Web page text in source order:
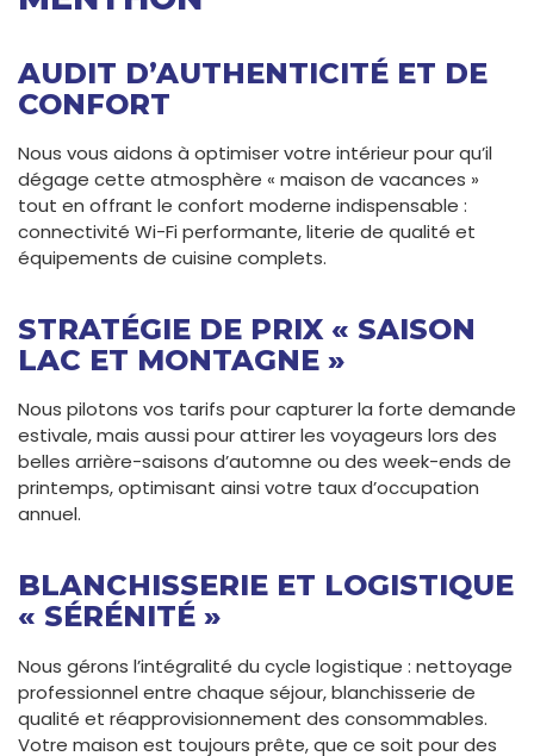
AUDIT D’AUTHENTICITÉ ET DE
CONFORT
Nous vous aidons à optimiser votre intérieur pour qu’il
dégage cette atmosphère « maison de vacances »
tout en offrant le confort moderne indispensable :
connectivité Wi-Fi performante, literie de qualité et
équipements de cuisine complets.
STRATÉGIE DE PRIX « SAISON
LAC ET MONTAGNE »
Nous pilotons vos tarifs pour capturer la forte demande
estivale, mais aussi pour attirer les voyageurs lors des
belles arrière-saisons d’automne ou des week-ends de
printemps, optimisant ainsi votre taux d’occupation
annuel.
BLANCHISSERIE ET LOGISTIQUE
« SÉRÉNITÉ »
Nous gérons l’intégralité du cycle logistique : nettoyage
professionnel entre chaque séjour, blanchisserie de
qualité et réapprovisionnement des consommables.
Votre maison est toujours prête, que ce soit pour des